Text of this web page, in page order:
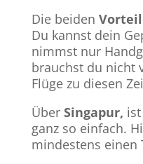
Die beiden
Du kannst dein
nimmst nur
brauchst du nicht
Flüge zu diesen
Über Singapur,
ganz so einfach.
mindestens einen